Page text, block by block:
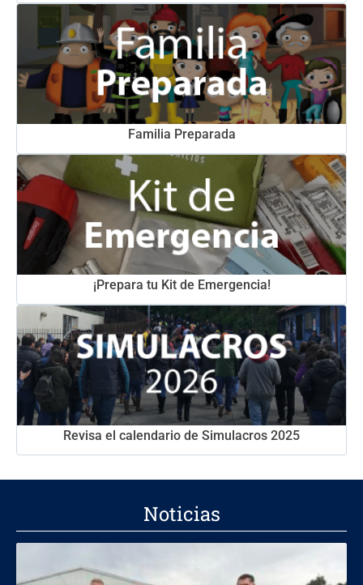
Familia Preparada
¡Prepara tu Kit de Emergencia!
Revisa el calendario de Simulacros 2025
Noticias